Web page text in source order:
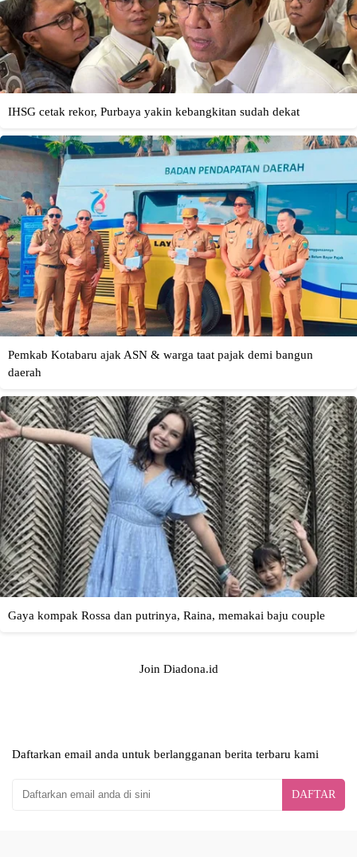
Join Diadona.id
Daftarkan email anda untuk berlangganan berita terbaru kami
DAFTAR